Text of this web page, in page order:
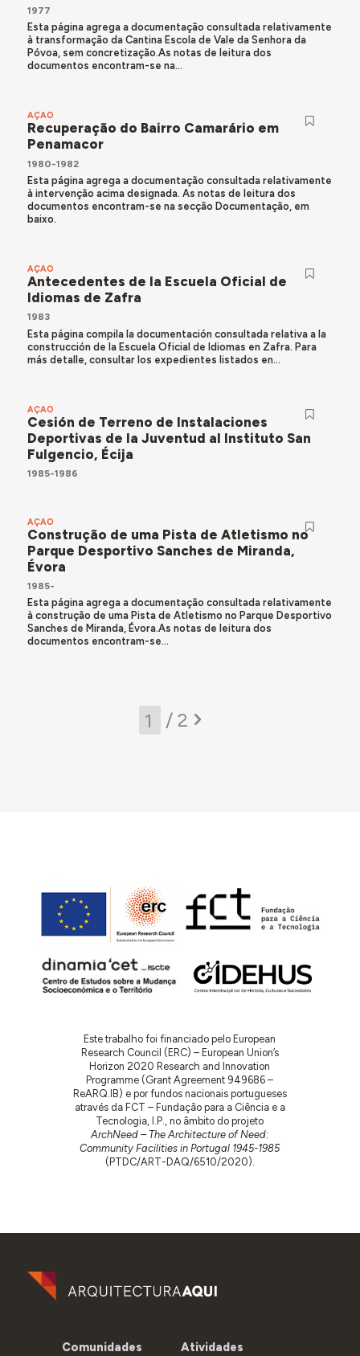
1977
Esta página agrega a documentação consultada relativamente
à transformação da Cantina Escola de Vale da Senhora da
Póvoa, sem concretização.As notas de leitura dos
documentos encontram-se na...
AÇÃO
Recuperação do Bairro Camarário em
Penamacor
1980-1982
Esta página agrega a documentação consultada relativamente
à intervenção acima designada. As notas de leitura dos
documentos encontram-se na secção Documentação, em
baixo.
AÇÃO
Antecedentes de la Escuela Oficial de
Idiomas de Zafra
1983
Esta página compila la documentación consultada relativa a la
construcción de la Escuela Oficial de Idiomas en Zafra. Para
más detalle, consultar los expedientes listados en...
AÇÃO
Cesión de Terreno de Instalaciones
Deportivas de la Juventud al Instituto San
Fulgencio, Écija
1985-1986
AÇÃO
Construção de uma Pista de Atletismo no
Parque Desportivo Sanches de Miranda,
Évora
1985-
Esta página agrega a documentação consultada relativamente
à construção de uma Pista de Atletismo no Parque Desportivo
Sanches de Miranda, Évora.As notas de leitura dos
documentos encontram-se...
/ 2
Este trabalho foi financiado pelo European
Research Council (ERC) – European Union’s
Horizon 2020 Research and Innovation
Programme (Grant Agreement 949686 –
ReARQ.IB) e por fundos nacionais portugueses
através da FCT – Fundação para a Ciência e a
Tecnologia, I.P., no âmbito do projeto
ArchNeed – The Architecture of Need:
Community Facilities in Portugal 1945-1985
(PTDC/ART-DAQ/6510/2020).
Comunidades Atividades